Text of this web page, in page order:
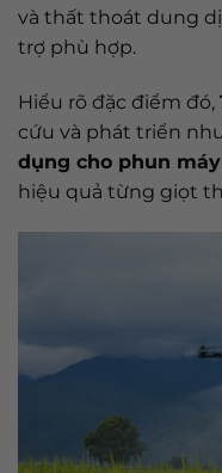
và thất thoát dung
trợ phù hợp.
Hiểu rõ đặc điểm đó,
cứu và phát triển
dụng cho phun
hiệu quả từng giọt